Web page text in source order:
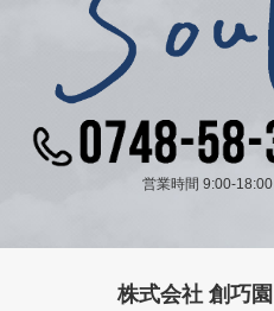
営業時間 9:00-18:00
株式会社 創巧園